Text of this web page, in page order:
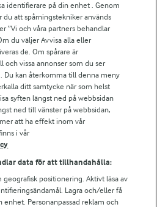
identifierare på din enhet . Genom
du att spårningstekniker används
”Vi och våra partners behandlar
du väljer Avvisa alla eller
de. Om spårare är
och vissa annonser som du ser
Du kan återkomma till denna meny
ditt samtycke när som helst
syften längst ned på webbsidan
ned till vänster på webbsidan,
att ha effekt inom vår
i vår
data för att tillhandahålla:
positionering. Aktivt läsa av
Lagra och/eller få
Personanpassad reklam och